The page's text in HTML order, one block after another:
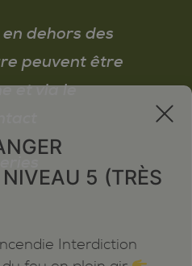
dehors des
peuvent être
et via le
x
NIVEAU 5 (TRÈS
Interdiction